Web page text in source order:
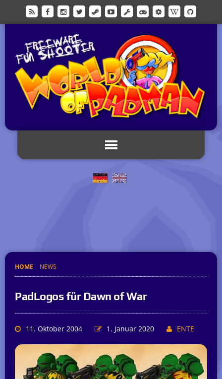
HOME NEWS
PadLogos für Dawn of War
11. Oktober 2004 1. Januar 2020 ENTE